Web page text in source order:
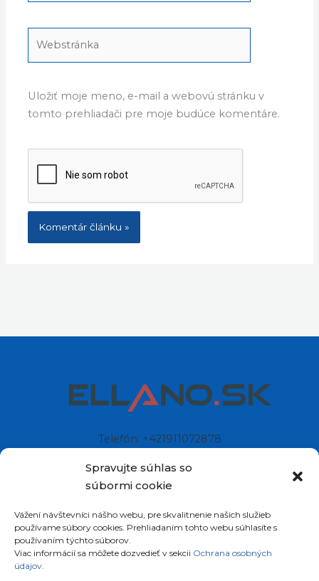
Spravujte súhlas so
súbormi cookie
Vážení návštevníci nášho webu, pre skvalitnenie našich služieb
používame súbory cookies. Prehliadaním tohto webu súhlasíte s
používaním týchto súborov.
Viac informácií sa môžete dozvedieť v sekcii Ochrana osobných
údajov.
Uložiť moje meno, e-mail a webovú stránku v
tomto prehliadači pre moje budúce komentáre.
Telefón: +421911072878
Sídlo: Štiavnička 211/49
Slovenská republika